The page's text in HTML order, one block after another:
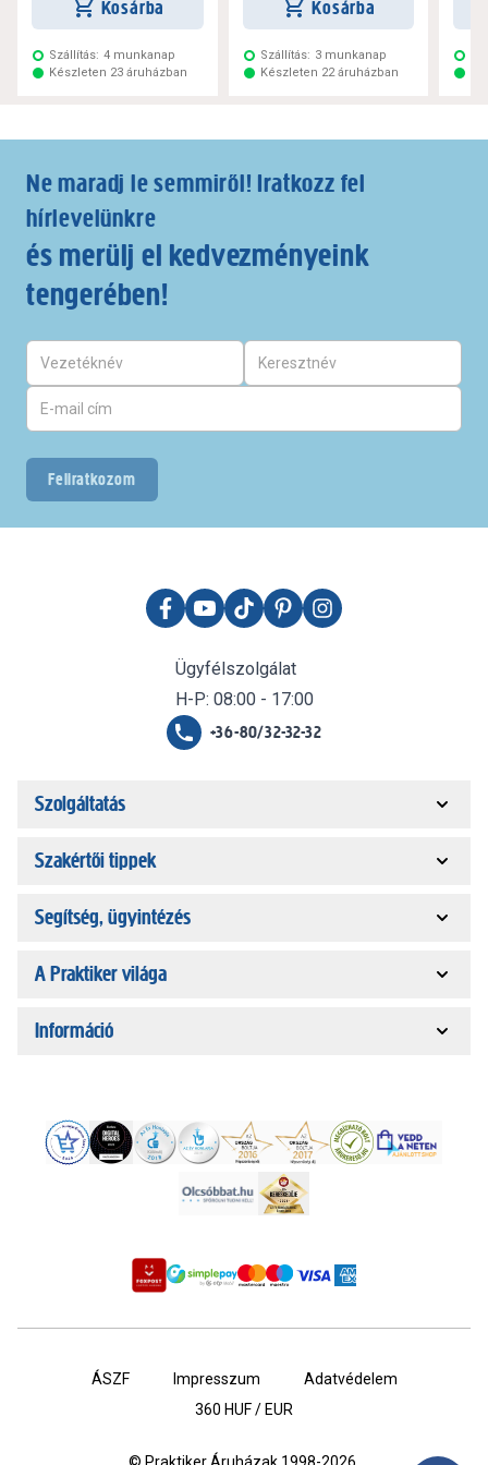
Kosárba
Szállítás: 4 munkanap
Készleten 23 áruházban
Kosárba
Szállítás: 3 munkanap
Készleten 22 áruházban
Ne maradj le semmiről! Iratkozz fel
hírlevelünkre
és merülj el kedvezményeink
tengerében!
Feliratkozom
Ügyfélszolgálat
H-P: 08:00 - 17:00
+36-80/32-32-32
Szolgáltatás
Szakértői tippek
Segítség, ügyintézés
A Praktiker világa
Információ
ÁSZF Impresszum
Adatvédelem
360 HUF / EUR